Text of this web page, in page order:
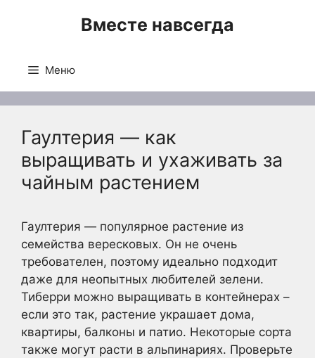
Вместе навсегда
Меню
Гаултерия — как
выращивать и ухаживать за
чайным растением
Гаултерия — популярное растение из
семейства вересковых. Он не очень
требователен, поэтому идеально подходит
даже для неопытных любителей зелени.
Тиберри можно выращивать в контейнерах –
если это так, растение украшает дома,
квартиры, балконы и патио. Некоторые сорта
также могут расти в альпинариях. Проверьте